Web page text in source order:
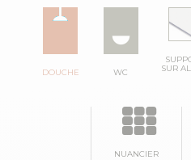
DOUCHE WC
SUR
NUANCIER